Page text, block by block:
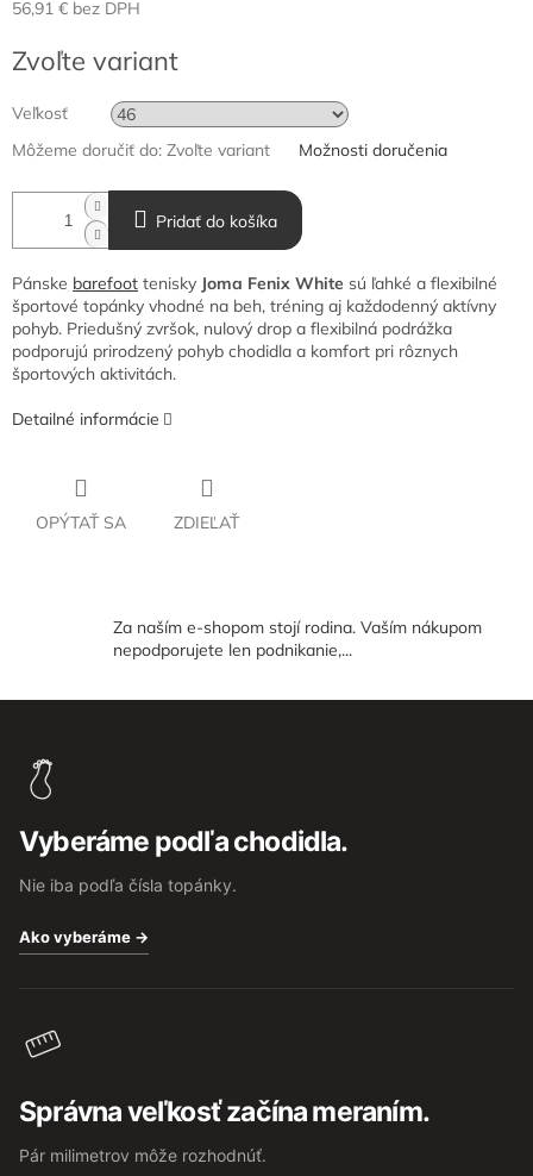
56,91 € bez DPH
cena:
Zvoľte variant
Veľkosť
Môžeme doručiť do: Zvoľte variant Možnosti doručenia
Pridať do košíka
Pánske barefoot tenisky Joma Fenix White sú ľahké a flexibilné
športové topánky vhodné na beh, tréning aj každodenný aktívny
pohyb. Priedušný zvršok, nulový drop a flexibilná podrážka
podporujú prirodzený pohyb chodidla a komfort pri rôznych
športových aktivitách.
Detailné informácie
OPÝTAŤ SA ZDIEĽAŤ
Za naším e-shopom stojí rodina. Vaším nákupom
nepodporujete len podnikanie,...
Vyberáme podľa chodidla.
Nie iba podľa čísla topánky.
Ako vyberáme →
Správna veľkosť začína meraním.
Pár milimetrov môže rozhodnúť.